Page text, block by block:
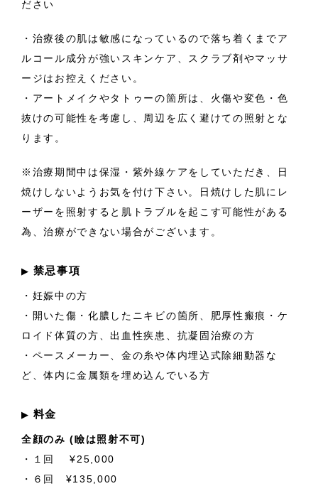
ださい
・治療後の肌は敏感になっているので落ち着くまでア
ルコール成分が強いスキンケア、スクラブ剤やマッサ
ージはお控えください。
・アートメイクやタトゥーの箇所は、火傷や変色・色
抜けの可能性を考慮し、周辺を広く避けての照射とな
ります。
※治療期間中は保湿・紫外線ケアをしていただき、日
焼けしないようお気を付け下さい。日焼けした肌にレ
ーザーを照射すると肌トラブルを起こす可能性がある
為、治療ができない場合がございます。
▶︎ 禁忌事項
・妊娠中の方
・開いた傷・化膿したニキビの箇所、肥厚性瘢痕・ケ
ロイド体質の方、出血性疾患、抗凝固治療の方
・ペースメーカー、金の糸や体内埋込式除細動器な
ど、体内に金属類を埋め込んでいる方
▶︎ 料金
全顔のみ (瞼は照射不可)
・１回 ¥25,000
・６回 ¥135,000